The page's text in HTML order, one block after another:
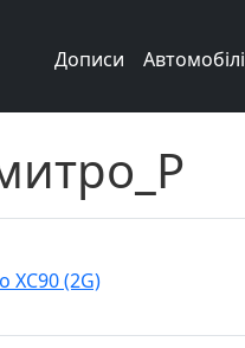
Дописи Автомобілі
XC90 (2G)